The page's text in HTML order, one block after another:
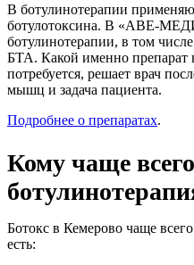
В ботулинотерапии
ботулотоксина. В «АВЕ-
ботулинотерапии, в том
БТА. Какой именно препарат
потребуется, решает врач
мышц и задача пациента.
Подробнее о препаратах.
Кому чаще
Ботокс в Кемерово чаще
есть: